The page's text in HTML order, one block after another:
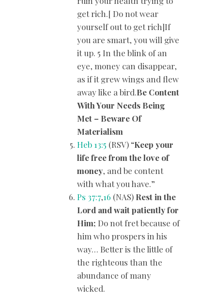
get rich.[ Do not wear
yourself out to get rich]If
you are smart, you will give
it up. 5 In the blink of an
eye, money can disappear,
as if it grew wings and flew
away like a bird.Be Content
With Your Needs Being
Met – Beware Of
Materialism
Heb 13:5 (RSV) “Keep your
life free from the love of
money, and be content
with what you have.”
Ps 37:7,16 (NAS) Rest in the
Lord and wait patiently for
Him; Do not fret because of
him who prospers in his
way… Better is the little of
the righteous than the
abundance of many
wicked.